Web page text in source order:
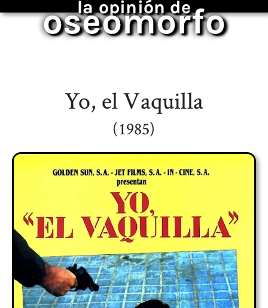
la opinión de
oseomorfo
Yo, el Vaquilla
(1985)